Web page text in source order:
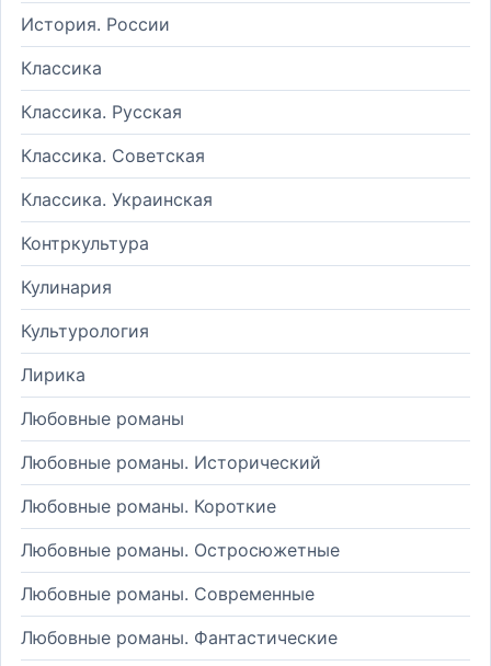
История. России
Классика
Классика. Русская
Классика. Советская
Классика. Украинская
Контркультура
Кулинария
Культурология
Лирика
Любовные романы
Любовные романы. Исторический
Любовные романы. Короткие
Любовные романы. Остросюжетные
Любовные романы. Современные
Любовные романы. Фантастические